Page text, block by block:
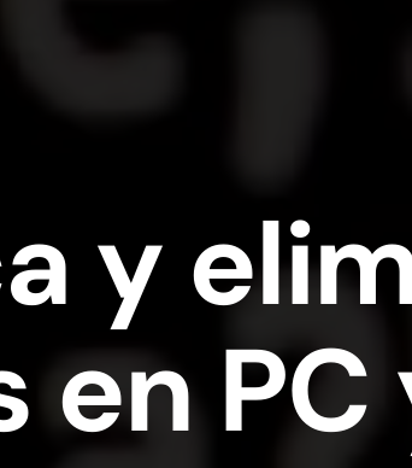
y
en